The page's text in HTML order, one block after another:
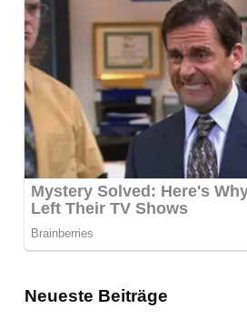
Neueste Beiträge